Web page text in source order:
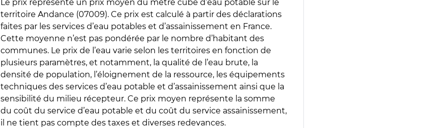
Le prix représente un prix moyen du mètre cube d’eau potable sur le
territoire Andance (07009). Ce prix est calculé à partir des déclarations
faites par les services d’eau potables et d’assainissement en France.
Cette moyenne n’est pas pondérée par le nombre d’habitant des
communes. Le prix de l’eau varie selon les territoires en fonction de
plusieurs paramètres, et notamment, la qualité de l’eau brute, la
densité de population, l’éloignement de la ressource, les équipements
techniques des services d’eau potable et d’assainissement ainsi que la
sensibilité du milieu récepteur. Ce prix moyen représente la somme
du coût du service d’eau potable et du coût du service assainissement,
il ne tient pas compte des taxes et diverses redevances.